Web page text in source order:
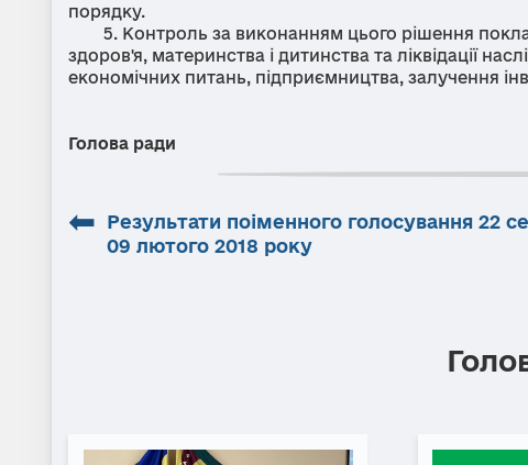
порядку.
5. Контроль за виконанням цього рішення
здоров'я, материнства і дитинства та ліквідації
економічних питань, підприємництва, залучення
Голова ради
⬅
Результати поіменного голосування 22
09 лютого 2018 року